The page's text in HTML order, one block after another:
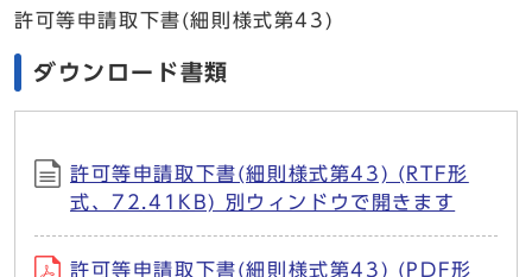
許可等申請取下書(細則様式第43)
ダウンロード書類
許可等申請取下書(細則様式第43) (RTF形
式、72.41KB) 別ウィンドウで開きます
許可等申請取下書(細則様式第43) (PDF形